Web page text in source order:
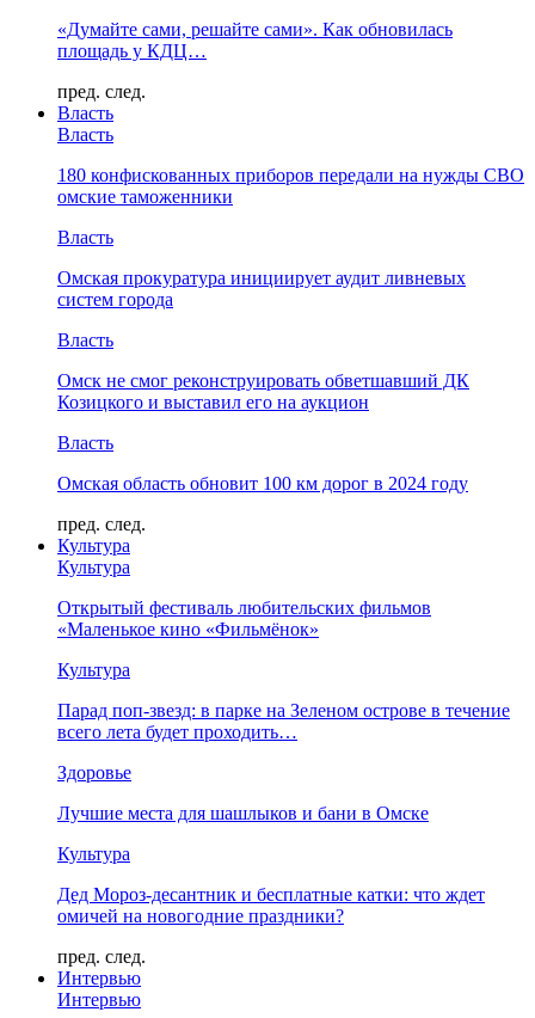
«Думайте сами, решайте сами». Как обновилась
площадь у КДЦ…
пред. след.
Власть
Власть
180 конфискованных приборов передали на нужды СВО
омские таможенники
Власть
Омская прокуратура инициирует аудит ливневых
систем города
Власть
Омск не смог реконструировать обветшавший ДК
Козицкого и выставил его на аукцион
Власть
Омская область обновит 100 км дорог в 2024 году
пред. след.
Культура
Культура
Открытый фестиваль любительских фильмов
«Маленькое кино «Фильмёнок»
Культура
Парад поп-звезд: в парке на Зеленом острове в течение
всего лета будет проходить…
Здоровье
Лучшие места для шашлыков и бани в Омске
Культура
Дед Мороз-десантник и бесплатные катки: что ждет
омичей на новогодние праздники?
пред. след.
Интервью
Интервью